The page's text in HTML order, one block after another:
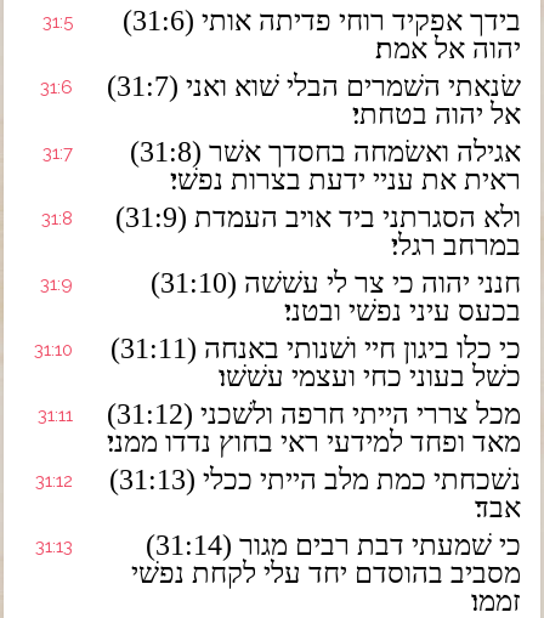
31:5
(31:6) בידך אפקיד רוחי פדיתה אותי
יהוה אל אמת׃
31:6
(31:7) שׂנאתי השׁמרים הבלי שׁוא ואני
אל יהוה בטחתי׃
31:7
(31:8) אגילה ואשׂמחה בחסדך אשׁר
ראית את עניי ידעת בצרות נפשׁי׃
31:8
(31:9) ולא הסגרתני ביד אויב העמדת
במרחב רגלי׃
31:9
(31:10) חנני יהוה כי צר לי עשׁשׁה
בכעס עיני נפשׁי ובטני׃
31:10
(31:11) כי כלו ביגון חיי ושׁנותי באנחה
כשׁל בעוני כחי ועצמי עשׁשׁו׃
31:11
(31:12) מכל צררי הייתי חרפה ולשׁכני
מאד ופחד למידעי ראי בחוץ נדדו ממני׃
31:12
(31:13) נשׁכחתי כמת מלב הייתי ככלי
אבד׃
31:13
(31:14) כי שׁמעתי דבת רבים מגור
מסביב בהוסדם יחד עלי לקחת נפשׁי
זממו׃